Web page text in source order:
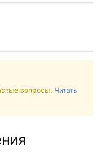
вопросы. Читать